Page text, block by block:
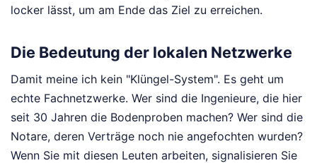
locker lässt, um am Ende das Ziel zu erreichen.
Die Bedeutung der lokalen Netzwerke
Damit meine ich kein "Klüngel-System". Es geht um
echte Fachnetzwerke. Wer sind die Ingenieure, die hier
seit 30 Jahren die Bodenproben machen? Wer sind die
Notare, deren Verträge noch nie angefochten wurden?
Wenn Sie mit diesen Leuten arbeiten, signalisieren Sie